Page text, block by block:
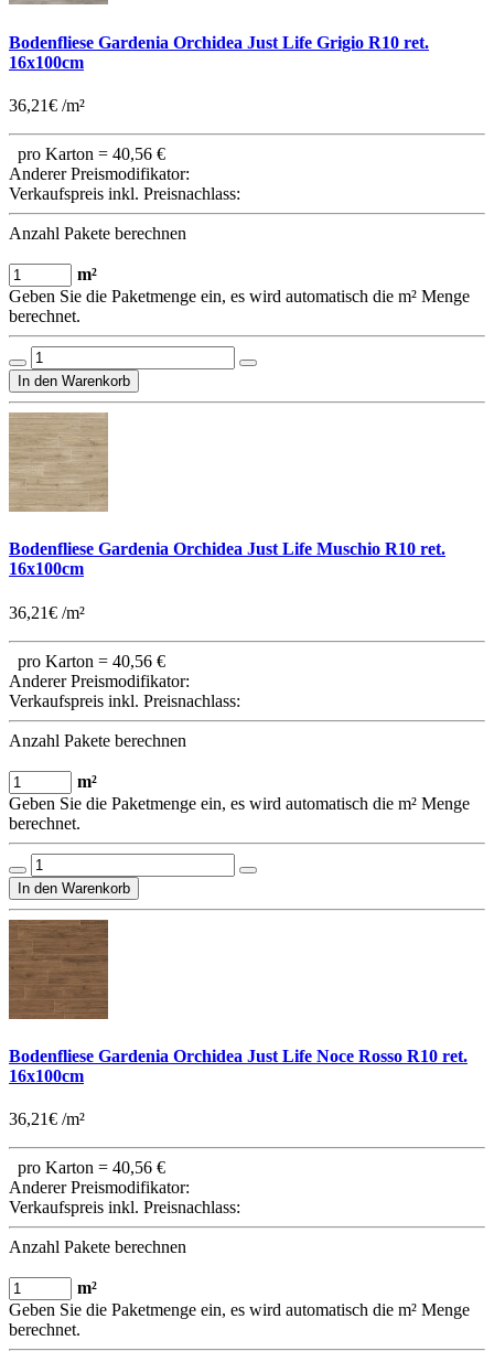
Bodenfliese Gardenia Orchidea Just Life Grigio R10 ret.
16x100cm
36,21€ /m²
pro Karton = 40,56 €
Anderer Preismodifikator:
Verkaufspreis inkl. Preisnachlass:
Anzahl Pakete berechnen
m²
Geben Sie die Paketmenge ein, es wird automatisch die m² Menge
berechnet.
Bodenfliese Gardenia Orchidea Just Life Muschio R10 ret.
16x100cm
36,21€ /m²
pro Karton = 40,56 €
Anderer Preismodifikator:
Verkaufspreis inkl. Preisnachlass:
Anzahl Pakete berechnen
m²
Geben Sie die Paketmenge ein, es wird automatisch die m² Menge
berechnet.
Bodenfliese Gardenia Orchidea Just Life Noce Rosso R10 ret.
16x100cm
36,21€ /m²
pro Karton = 40,56 €
Anderer Preismodifikator:
Verkaufspreis inkl. Preisnachlass:
Anzahl Pakete berechnen
m²
Geben Sie die Paketmenge ein, es wird automatisch die m² Menge
berechnet.